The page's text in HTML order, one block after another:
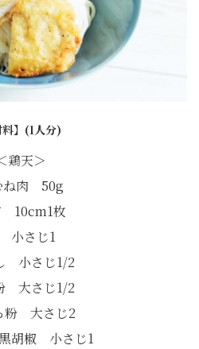
料】(1人分)
鶏天＞
ね肉 50g
10cm1枚
小さじ1
小さじ1/2
大さじ1/2
粉 大さじ2
胡椒 小さじ1